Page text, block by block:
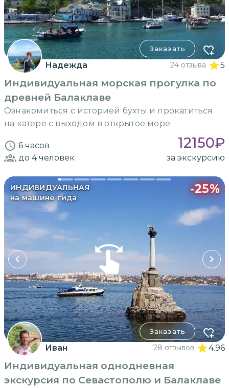
Заказать
Надежда 24 отзыва 5
Индивидуальная морская прогулка по
древней Балаклаве
Ознакомиться с историей бухты и прокатиться
на катере с выходом в открытое море
6 часов 12150₽
до 4человек за экскурсию
ИНДИВИДУАЛЬНАЯ
на машине гида
-25%
Заказать
Иван 28 отзывов 4.96
Индивидуальная однодневная
экскурсия по Севастополю и Балаклаве